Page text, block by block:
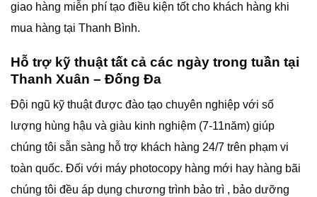
giao hàng miễn phí tạo điều kiện tốt cho khách hàng khi
mua hàng tại Thanh Bình.
Hỗ trợ kỹ thuật tất cả các ngày trong tuần tại
Thanh Xuân – Đống Đa
Đội ngũ kỹ thuật được đào tạo chuyên nghiệp với số
lượng hùng hậu và giàu kinh nghiệm (7-11năm) giúp
chúng tôi sẵn sàng hỗ trợ khách hàng 24/7 trên phạm vi
toàn quốc. Đối với máy photocopy hàng mới hay hàng bãi
chúng tôi đều áp dụng chương trình bảo trì , bảo dưỡng